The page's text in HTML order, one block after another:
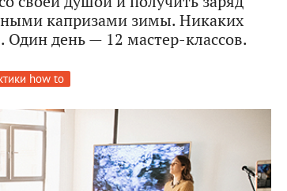
капризами зимы. Никаких
Один день — 12 мастер-классов.
how to